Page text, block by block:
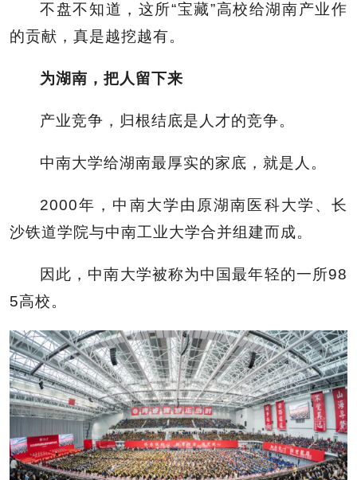
不盘不知道，这所“宝藏”高校给湖南产业作
的贡献，真是越挖越有。
为湖南 ，把人留下来
产业竞争，归根结底是人才的竞争。
中南大学给湖南最厚实的家底，就是人。
2000年，中南大学由原湖南医科大学、长
沙铁道学院与中南工业大学合并组建而成。
因此，中南大学被称为中国最年轻的一所98
5高校。